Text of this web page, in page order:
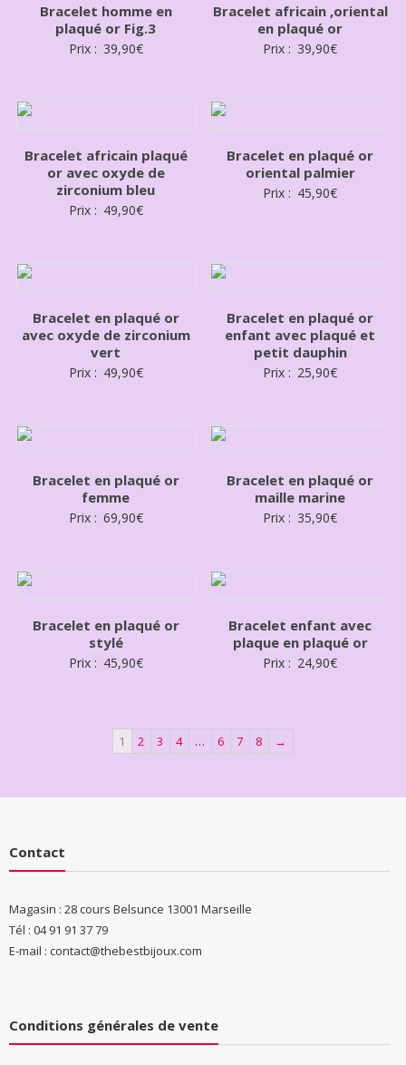
Bracelet homme en
plaqué or Fig.3
Prix : 39,90€
Bracelet africain ,oriental
en plaqué or
Prix : 39,90€
Bracelet africain plaqué
or avec oxyde de
zirconium bleu
Prix : 49,90€
Bracelet en plaqué or
oriental palmier
Prix : 45,90€
Bracelet en plaqué or
avec oxyde de zirconium
vert
Prix : 49,90€
Bracelet en plaqué or
enfant avec plaqué et
petit dauphin
Prix : 25,90€
Bracelet en plaqué or
femme
Prix : 69,90€
Bracelet en plaqué or
maille marine
Prix : 35,90€
Bracelet en plaqué or
stylé
Prix : 45,90€
Bracelet enfant avec
plaque en plaqué or
Prix : 24,90€
1 2 3 4 … 6 7 8 →
Contact
Magasin : 28 cours Belsunce 13001 Marseille
Tél : 04 91 91 37 79
E-mail : contact@thebestbijoux.com
Conditions générales de vente